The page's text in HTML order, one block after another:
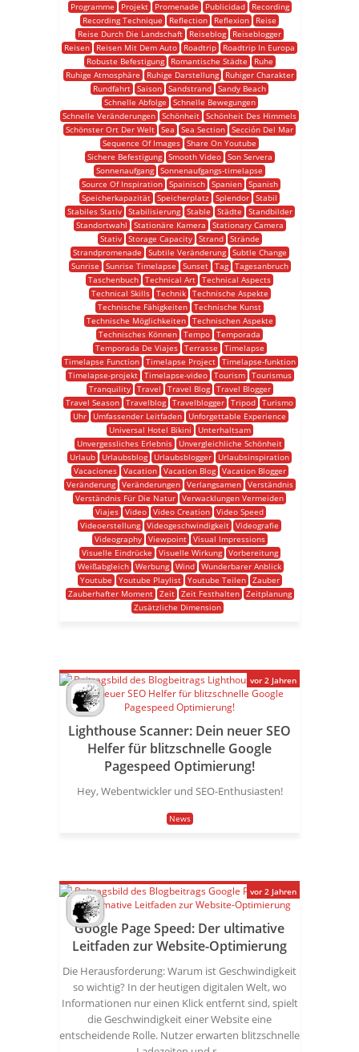
Programme Projekt Promenade Publicidad
Recording
Recording Technique
Reflection Reflexion
Reise
Reise Durch Die Landschaft
Reiseblog
Reiseblogger
Reisen
Reisen Mit Dem Auto Roadtrip
Roadtrip In Europa
Robuste Befestigung
Romantische Städte
Ruhe
Ruhige Atmosphäre
Ruhige Darstellung
Ruhiger Charakter
Rundfahrt Saison Sandstrand Sandy Beach
Schnelle Abfolge
Schnelle Bewegungen
Schnelle Veränderungen Schönheit Schönheit Des Himmels
Schönster Ort Der Welt Sea Sea Section Sección Del Mar
Sequence Of Images Share On Youtube
Sichere Befestigung
Smooth Video
Son Servera
Sonnenaufgang Sonnenaufgangs-timelapse
Source Of Inspiration
Spainisch Spanien
Spanish
Speicherkapazität Speicherplatz Splendor Stabil
Stabiles Stativ
Stabilisierung Stable Städte
Standbilder
Standortwahl
Stationäre Kamera
Stationary Camera
Stativ
Storage Capacity Strand
Strände
Strandpromenade
Subtile Veränderung
Subtle Change
Sunrise
Sunrise Timelapse Sunset Tag
Tagesanbruch
Taschenbuch Technical Art Technical Aspects
Technical Skills
Technik
Technische Aspekte
Technische Fähigkeiten Technische Kunst
Technische Möglichkeiten
Technischen Aspekte
Technisches Können Tempo Temporada
Temporada De Viajes
Terrasse
Timelapse
Timelapse Function
Timelapse Project
Timelapse-funktion
Timelapse-projekt
Timelapse-video Tourism
Tourismus
Tranquility
Travel Travel Blog
Travel Blogger
Travel Season Travelblog Travelblogger Tripod Turismo
Uhr
Umfassender Leitfaden
Unforgettable Experience
Universal Hotel Bikini
Unterhaltsam
Unvergessliches Erlebnis
Unvergleichliche Schönheit
Urlaub
Urlaubsblog Urlaubsblogger
Urlaubsinspiration
Vacaciones
Vacation Vacation Blog
Vacation Blogger
Veränderung
Veränderungen Verlangsamen
Verständnis
Verständnis Für Die Natur Verwacklungen Vermeiden
Viajes Video Video Creation Video Speed
Videoerstellung Videogeschwindigkeit Videografie
Videography
Viewpoint
Visual Impressions
Visuelle Eindrücke
Visuelle Wirkung
Vorbereitung
Weißabgleich Werbung Wind Wunderbarer Anblick
Youtube
Youtube Playlist Youtube Teilen
Zauber
Zauberhafter Moment
Zeit Zeit Festhalten
Zeitplanung
Zusätzliche Dimension
Lighthouse Scanner: Dein neuer SEO
Helfer für blitzschnelle Google
Pagespeed Optimierung!
Hey, Webentwickler und SEO-Enthusiasten!
News
vor 2 Jahren
Google Page Speed: Der ultimative
Leitfaden zur Website-Optimierung
Die Herausforderung: Warum ist Geschwindigkeit
so wichtig? In der heutigen digitalen Welt, wo
Informationen nur einen Klick entfernt sind, spielt
die Geschwindigkeit einer Website eine
entscheidende Rolle. Nutzer erwarten blitzschnelle
vor 2 Jahren